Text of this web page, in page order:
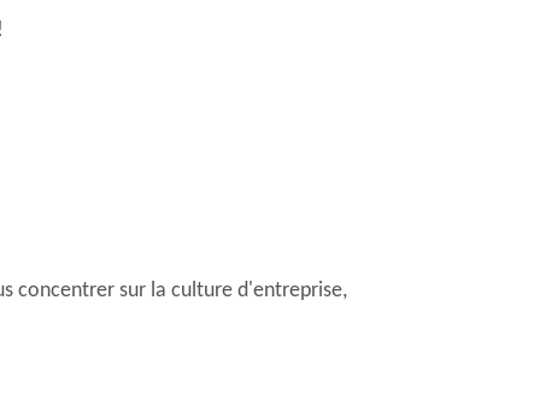
concentrer sur la culture d'entreprise,